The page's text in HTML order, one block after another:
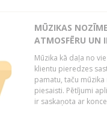
MŪZIKAS
ATMOSFĒRU UN
Mūzika kā daļa no
klientu pieredzes
pamatu, taču
piesaisti. Pētījumi
ir saskaņota ar